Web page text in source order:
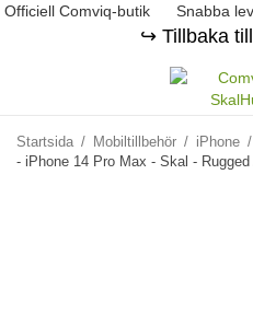
Officiell Comviq-butik Snabba
↪️ Tillbaka
Startsida / Mobiltillbehör / iPhone /
- iPhone 14 Pro Max - Skal -